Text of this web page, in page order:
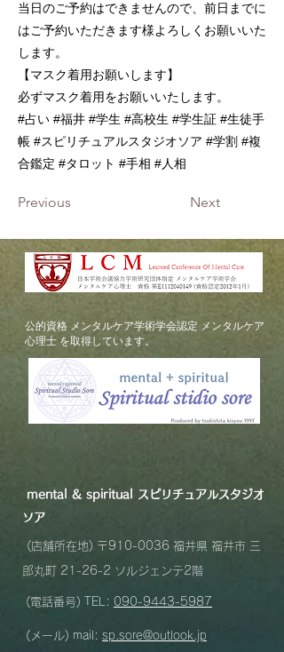
当日のご予約はできませんので、前日までに
はご予約いただきます様よろしくお願いいた
します。
【マスク着用お願いします】
必ずマスク着用をお願いいたします。
#占い #福井 #学生 #高校生 #学生証 #生徒手
帳 #スピリチュアルスタジオソア #学割 #複
合鑑定 #タロット #手相 #人相
Previous Next
​公的資格 メンタルケア学術学会認定 メンタルケア
心理士 を取得しています。
mental & spiritual スピリチュアルスタジオ
ソア
(店舗所在地) 〒910-0036 福井県 福井市 三
郎丸町 21-26-2 ソルジェンテ2階
(電話番号) TEL: 090-9443-5987
(メール) mail: sp.sore@outlook.jp